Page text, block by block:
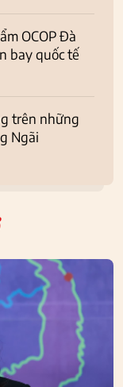
OCOP Đà
bay quốc tế
trên những
Ngãi